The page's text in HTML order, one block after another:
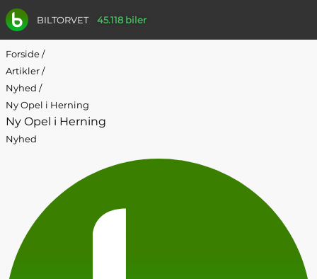
BILTORVET 45.118 biler
Forside/
Artikler/
Nyhed /
Ny Opel i Herning
Ny Opel i Herning
Nyhed